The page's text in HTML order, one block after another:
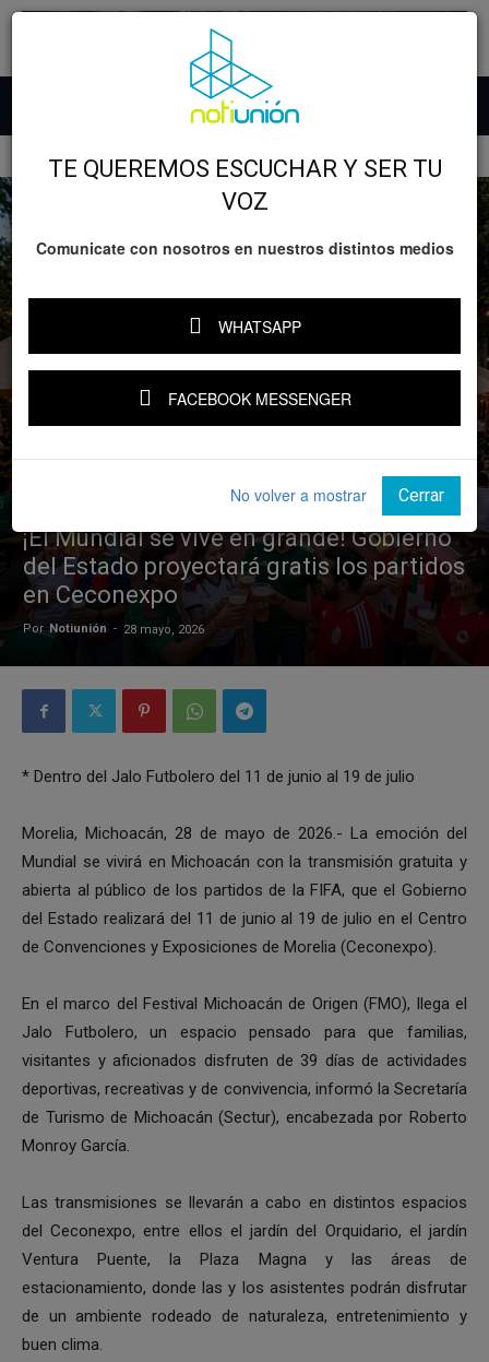
GOBIERNO
¡El Mundial se vive en grande! Gobierno
del Estado proyectará gratis los partidos
en Ceconexpo
Por Notiunión - 28 mayo, 2026
* Dentro del Jalo Futbolero del 11 de junio al 19 de julio
Morelia, Michoacán, 28 de mayo de 2026.- La emoción del
Mundial se vivirá en Michoacán con la transmisión gratuita y
abierta al público de los partidos de la FIFA, que el Gobierno
del Estado realizará del 11 de junio al 19 de julio en el Centro
de Convenciones y Exposiciones de Morelia (Ceconexpo).
En el marco del Festival Michoacán de Origen (FMO), llega el
Jalo Futbolero, un espacio pensado para que familias,
visitantes y aficionados disfruten de 39 días de actividades
deportivas, recreativas y de convivencia, informó la Secretaría
de Turismo de Michoacán (Sectur), encabezada por Roberto
Monroy García.
Las transmisiones se llevarán a cabo en distintos espacios
del Ceconexpo, entre ellos el jardín del Orquidario, el jardín
Ventura Puente, la Plaza Magna y las áreas de
estacionamiento, donde las y los asistentes podrán disfrutar
de un ambiente rodeado de naturaleza, entretenimiento y
buen clima.
TE QUEREMOS ESCUCHAR Y SER TU
VOZ
Comunicate con nosotros en nuestros distintos medios
WHATSAPP
FACEBOOK MESSENGER
No volver a mostrar Cerrar